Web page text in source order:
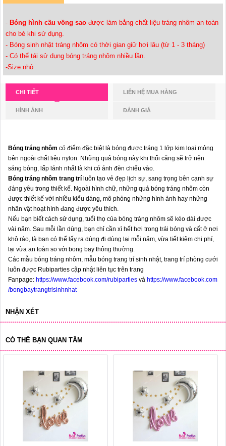
- Bóng hình cầu vồng sao được làm bằng chất liệu tráng nhôm an toàn
cho bé khi sử dụng.
- Bóng sinh nhật tráng nhôm có thời gian giữ hơi lâu (từ 1 - 3 tháng)
- Có thể tái sử dụng bóng tráng nhôm nhiều lần.
-Size nhỏ
CHI TIẾT LIÊN HỆ MUA HÀNG
HÌNH ẢNH ĐÁNH GIÁ
Bóng tráng nhôm có điểm đặc biệt là bóng được tráng 1 lớp kim loại mỏng
bên ngoài chất liệu nylon. Những quả bóng này khi thổi căng sẽ trở nên
sáng bóng, lấp lánh nhất là khi có ánh đèn chiếu vào.
Bóng tráng nhôm trang trí luôn tạo vẻ đẹp lịch sự, sang trọng bên cạnh sự
đáng yêu trong thiết kế. Ngoài hình chữ, những quả bóng tráng nhôm còn
được thiết kế với nhiều kiểu dáng, mô phỏng những hình ảnh hay những
nhân vật hoạt hình đang được yêu thích.
Nếu bạn biết cách sử dụng, tuổi thọ của bóng tráng nhôm sẽ kéo dài được
vài năm. Sau mỗi lần dùng, bạn chỉ cần xì hết hơi trong trái bóng và cất ở nơi
khô ráo, là bạn có thể lấy ra dùng đi dùng lại mỗi năm, vừa tiết kiệm chi phí,
lại vừa an toàn so với bong bay thông thường.
Các mẫu bóng tráng nhôm, mẫu bóng trang trí sinh nhật, trang trí phòng cưới
luôn được Rubiparties cập nhật liên tục trên trang
Fanpage: https://www.facebook.com/rubiparties và https://www.facebook.com
/bongbaytrangtrisinhnhat
NHẬN XÉT
CÓ THỂ BẠN QUAN TÂM